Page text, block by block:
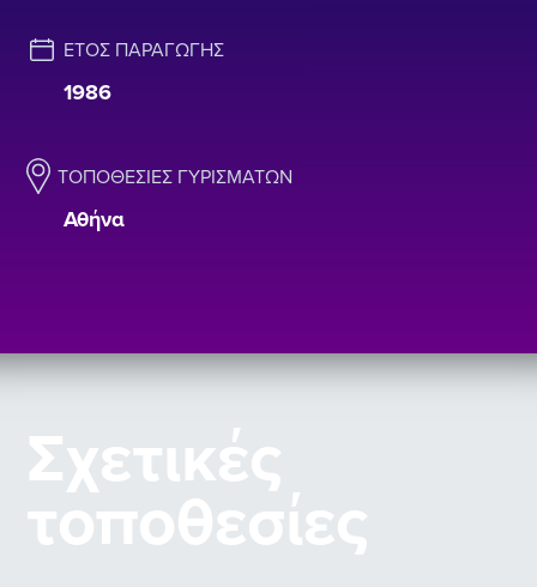
ΈΤΟΣ ΠΑΡΑΓΩΓΉΣ
1986
ΤΟΠΟΘΕΣΊΕΣ ΓΥΡΙΣΜΆΤΩΝ
Αθήνα
Σχετικές
τοποθεσίες